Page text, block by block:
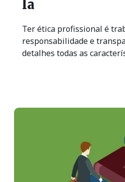
la
Ter ética profissional é
responsabilidade e
detalhes todas as